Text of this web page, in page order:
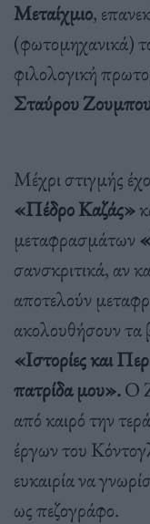
Μεταίχμιο,
(φωτομηχανικά)
φιλολογική
Σταύρου
Μέχρι στιγμής
«Πέδρο Καζάς»
μεταφρασμάτων
σανσκριτικά, αν
αποτελούν
ακολουθήσουν τα
«Ιστορίες και
πατρίδα μου».Ο
από καιρό την
έργων του
ευκαιρία να
ως πεζογράφο.